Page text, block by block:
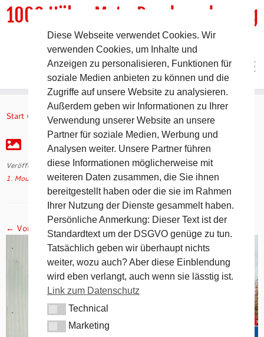
Inhalt
1000 HöhenMeterRundwanderweg
DER Rundwanderweg um Pommelsbrunn
Start » 1. Mountainman in Pommelsbrunn » IMG_0080
IMG_0080
Veröffentlicht am4. Dezember 2022mit den Abmessungen 2560 × 1920
1. Mountainman in Pommelsbrunn.
← Vorheriges
Diese Webseite verwendet Cookies. Wir
verwenden Cookies, um Inhalte und
Anzeigen zu personalisieren, Funktionen für
soziale Medien anbieten zu können und die
Zugriffe auf unsere Website zu analysieren.
Außerdem geben wir Informationen zu Ihrer
Verwendung unserer Website an unsere
Partner für soziale Medien, Werbung und
Analysen weiter. Unsere Partner führen
diese Informationen möglicherweise mit
weiteren Daten zusammen, die Sie ihnen
bereitgestellt haben oder die sie im Rahmen
Ihrer Nutzung der Dienste gesammelt haben.
Persönliche Anmerkung: Dieser Text ist der
Standardtext um der DSGVO genüge zu tun.
Tatsächlich geben wir überhaupt nichts
weiter, wozu auch? Aber diese Einblendung
wird eben verlangt, auch wenn sie lässtig ist.
Link zum Datenschutz
TechnicalTechnical
MarketingMarketing